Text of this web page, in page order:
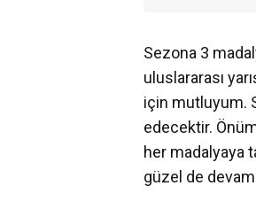
Sezona 3
uluslararası
için mutluyum.
edecektir.
her madalyaya
güzel de